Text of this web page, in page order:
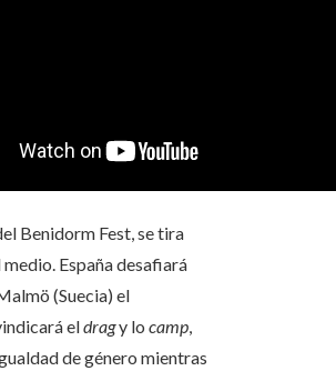
Benidorm Fest, se tira
España desafiará
(Suecia) el
eldragy lo camp,
de género mientras